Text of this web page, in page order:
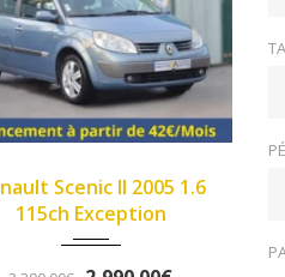
102345
>Opel Corsa IV 2013 1.2
Twinport 85ch Graphite